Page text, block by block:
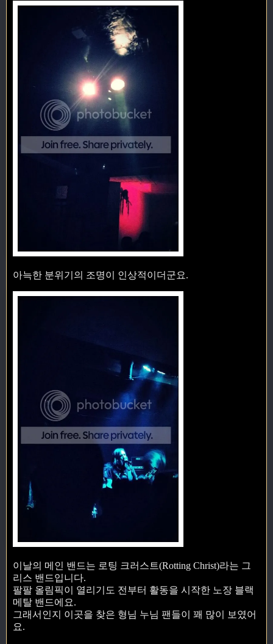
아늑한 분위기의 조명이 인상적이더군요.
이날의 메인 밴드는 로팅 크러스트(Rotting Christ)라는 그
리스 밴드입니다.
팔팔 올림픽이 열리기도 전부터 활동을 시작한 노장 블랙
메탈 밴드에요.
그래서인지 이곳을 찾은 형님 누님 팬들이 꽤 많이 보였어
요.